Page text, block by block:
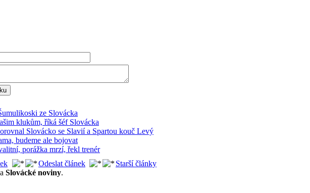
ze Slovácka
klukům, říká šéf Slovácka
Slovácko se Slavií a Spartou kouč Levý
budeme ale bojovat
porážka mrzí, řekl trenér
Odeslat článek
Starší články
a Slovácké noviny.